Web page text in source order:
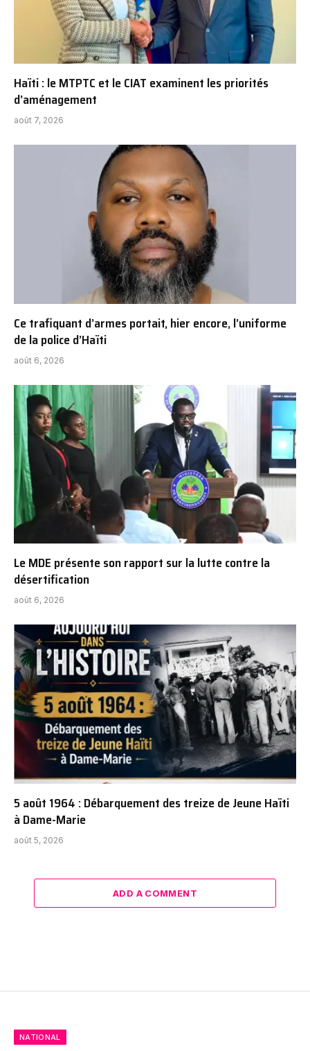
Haïti : le MTPTC et le CIAT examinent les priorités
d’aménagement
août 7, 2026
Ce trafiquant d’armes portait, hier encore, l’uniforme
de la police d’Haïti
août 6, 2026
Le MDE présente son rapport sur la lutte contre la
désertification
août 6, 2026
5 août 1964 : Débarquement des treize de Jeune Haïti
à Dame-Marie
août 5, 2026
ADD A COMMENT
NATIONAL